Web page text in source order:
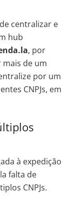
centralizar e
hub
, por
mais de um
por um
CNPJs, em
à expedição
falta de
CNPJs.